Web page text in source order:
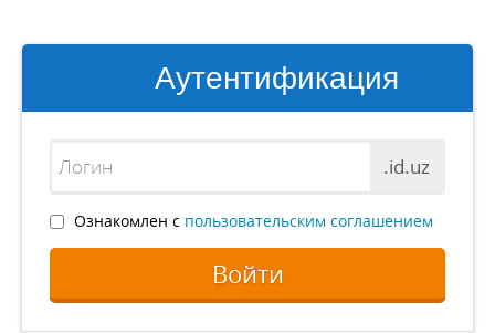
Аутентификация
.id.uz
Ознакомлен с пользовательским соглашением
Войти